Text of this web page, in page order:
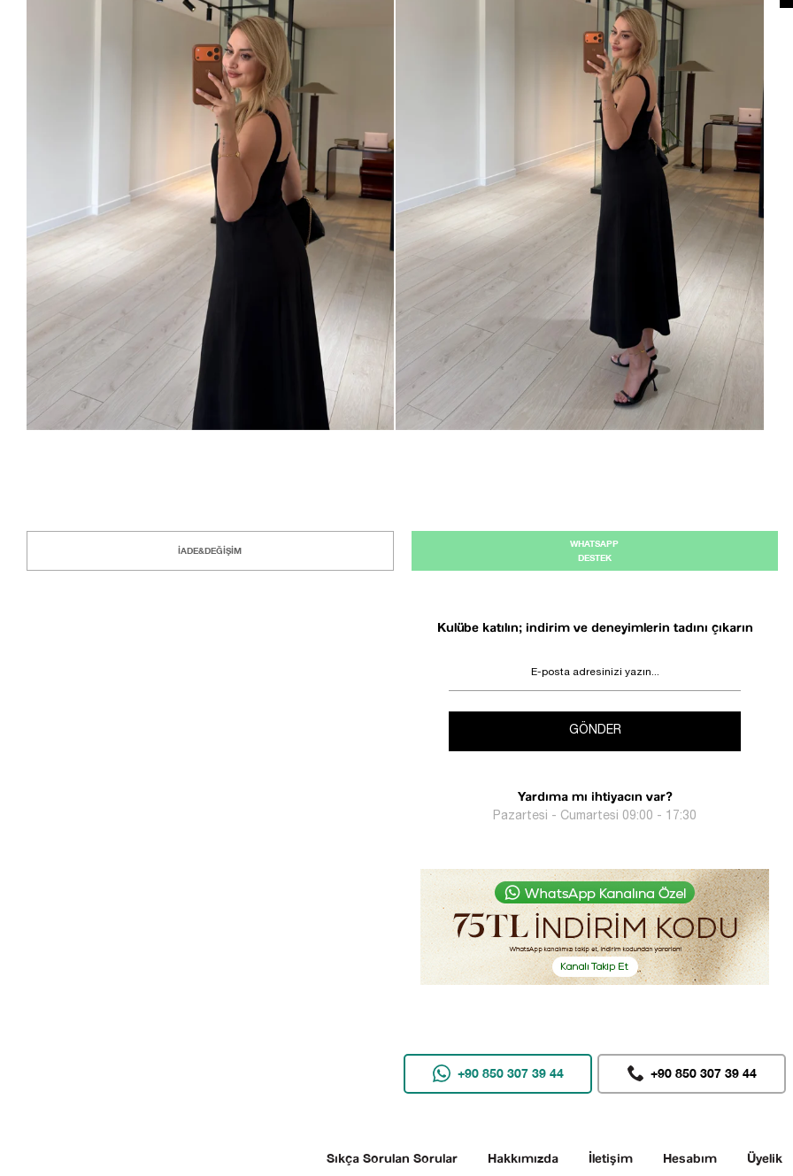
İADE&DEĞİŞİM
WHATSAPP
DESTEK
Kulübe katılın; indirim ve deneyimlerin tadını çıkarın
GÖNDER
Yardıma mı ihtiyacın var?
Pazartesi - Cumartesi 09:00 - 17:30
+90 850 307 39 44 +90 850 307 39 44
Sıkça Sorulan Sorular Hakkımızda İletişim Hesabım Üyelik